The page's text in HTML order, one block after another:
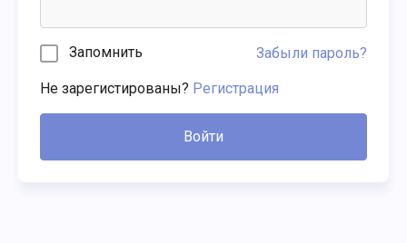
Запомнить Забыли пароль?
Не зарегистированы? Регистрация